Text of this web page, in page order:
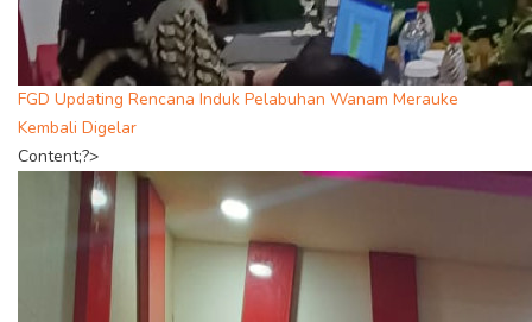
FGD Updating Rencana Induk Pelabuhan Wanam Merauke
Kembali Digelar
Content;?>